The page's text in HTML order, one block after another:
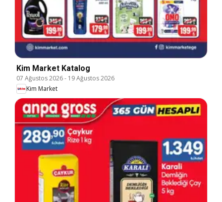
Kim Market Katalog
07 Ağustos 2026- 19 Ağustos 2026
Kim Market